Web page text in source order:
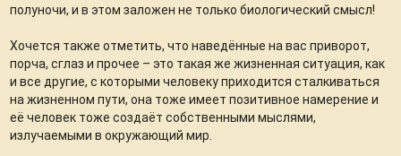
полуночи, и в этом заложен не только биологический смысл!
Хочется также отметить, что наведённые на вас приворот,
порча, сглаз и прочее – это такая же жизненная ситуация, как
и все другие, с которыми человеку приходится сталкиваться
на жизненном пути, она тоже имеет позитивное намерение и
её человек тоже создаёт собственными мыслями,
излучаемыми в окружающий мир.